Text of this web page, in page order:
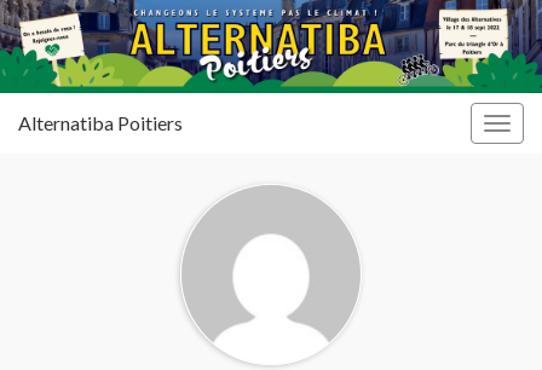
Alternatiba Poitiers